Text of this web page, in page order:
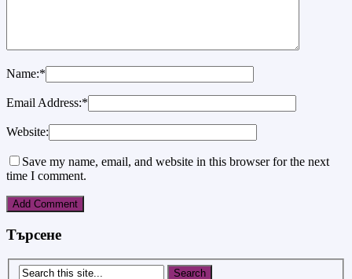
Name:*
Email Address:*
Website:
Save my name, email, and website in this browser for the next
time I comment.
Търсене